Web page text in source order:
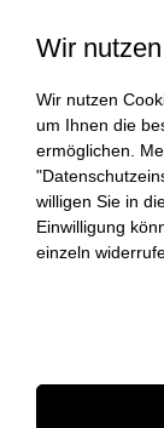
Wir
Wir nutzen
um Ihnen die
ermöglichen.
willigen Sie in
Einwilligung
einzeln